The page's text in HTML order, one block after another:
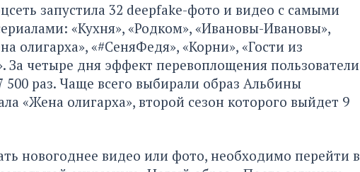
запустила 32 deepfake-фото и видео с самыми
«Кухня», «Родком», «Ивановы-Ивановы»,
олигарха», «#СеняФедя», «Корни», «Гости из
За четыре дня эффект перевоплощения пользователи
500 раз. Чаще всего выбирали образ Альбины
«Жена олигарха», второй сезон которого выйдет 9
новогоднее видео или фото, необходимо перейти в